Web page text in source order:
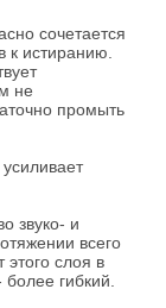
сочетается
к истиранию.
не
промыть
звуко- и
всего
этого слоя в
гибкий.